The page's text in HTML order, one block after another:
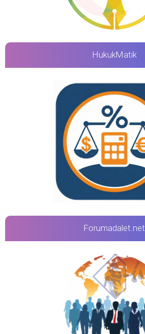
HukukMatik
Forumadalet.net